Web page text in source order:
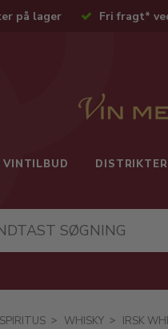
på lager Fri fragt*
VINTILBUD DISTRIKTER
SPIRITUS WHISKY IRSK